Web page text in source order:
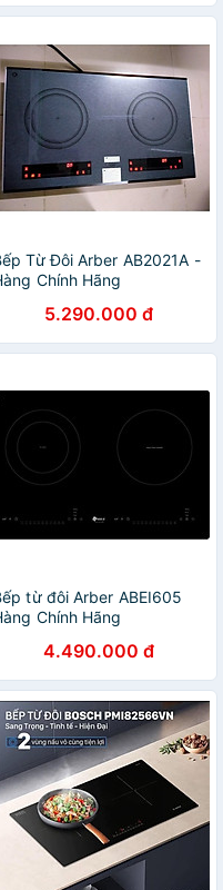
Từ Đôi Arber AB2021A -
Chính Hãng
5.290.000 đ
từ đôi Arber ABEI605
Chính Hãng
4.490.000 đ